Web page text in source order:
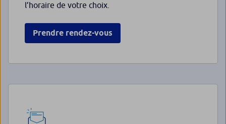
l’horaire de votre choix.
Prendre rendez-vous